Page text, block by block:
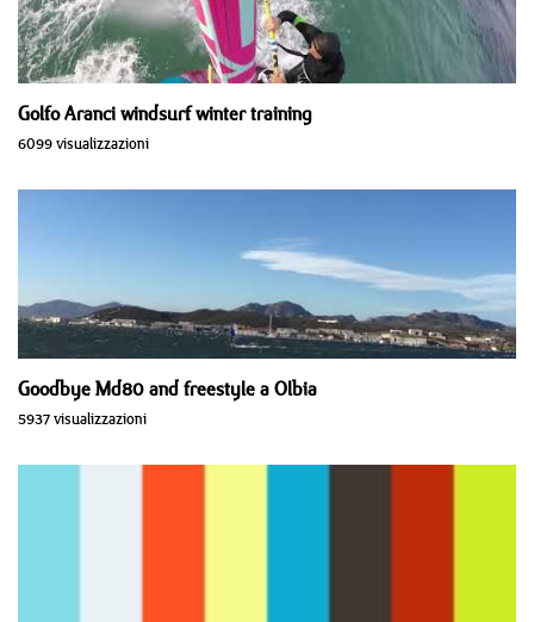
Golfo Aranci windsurf winter training
6099 visualizzazioni
Goodbye Md80 and freestyle a Olbia
5937 visualizzazioni